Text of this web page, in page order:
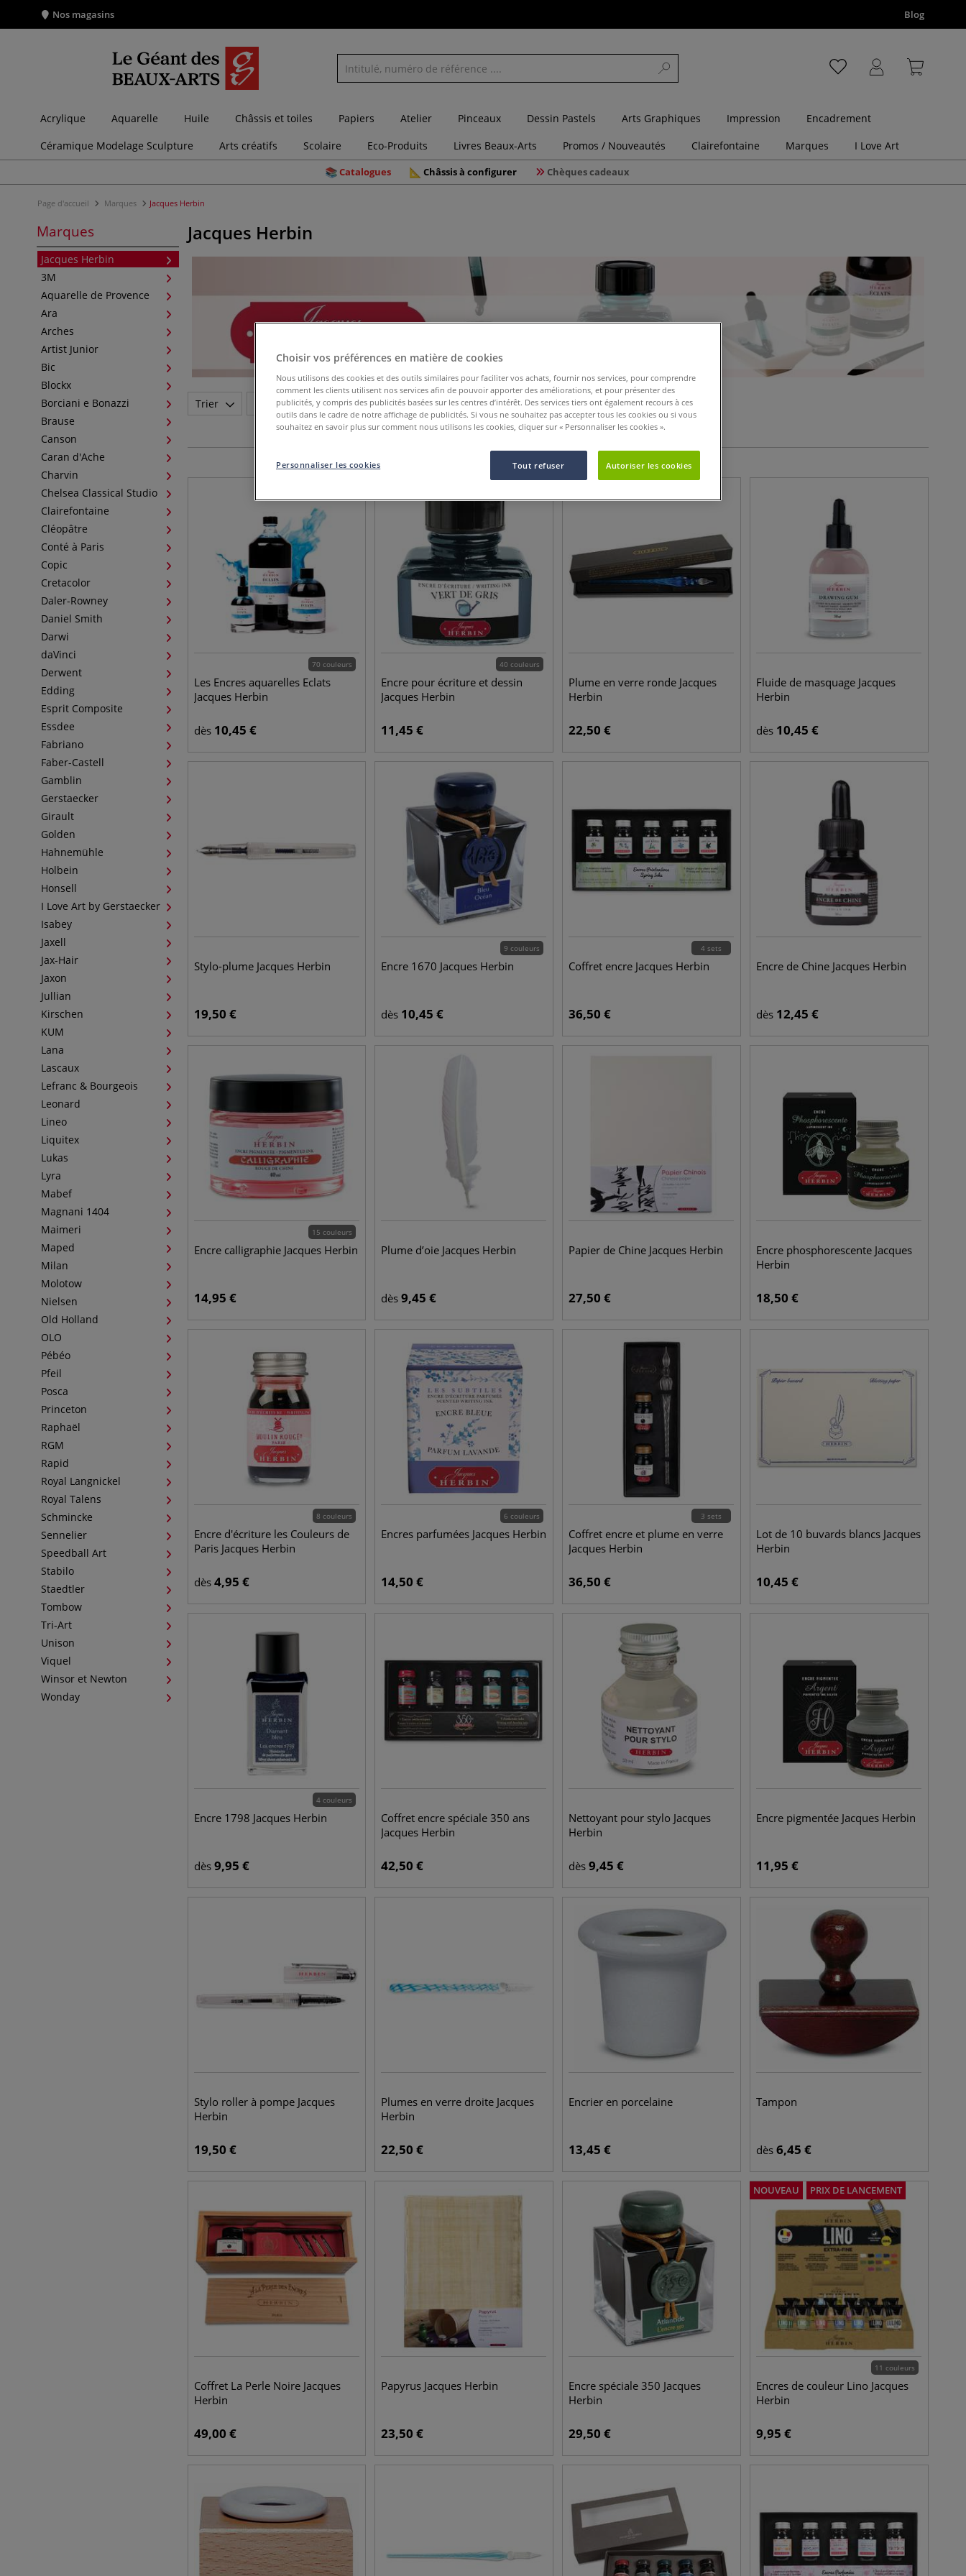
Nos magasins Blog
Acrylique Aquarelle Huile Châssis et toiles Papiers Atelier Pinceaux Dessin Pastels Arts Graphiques Impression
Encadrement
Céramique Modelage Sculpture
Arts créatifs Scolaire Eco-Produits Livres Beaux-Arts Promos / Nouveautés Clairefontaine Marques I Love Art
Catalogues Châssis à configurer Chèques cadeaux
Page d'accueil Marques Jacques Herbin
Marques
Jacques Herbin
3M
Aquarelle de Provence
Ara
Arches
Artist Junior
Bic
Blockx
Borciani e Bonazzi
Brause
Canson
Caran d'Ache
Charvin
Chelsea Classical Studio
Clairefontaine
Cléopâtre
Conté à Paris
Copic
Cretacolor
Daler-Rowney
Daniel Smith
Darwi
daVinci
Derwent
Edding
Esprit Composite
Essdee
Fabriano
Faber-Castell
Gamblin
Gerstaecker
Girault
Golden
Hahnemühle
Holbein
Honsell
I Love Art by Gerstaecker
Isabey
Jaxell
Jax-Hair
Jaxon
Jullian
Kirschen
KUM
Lana
Lascaux
Lefranc & Bourgeois
Leonard
Lineo
Liquitex
Lukas
Lyra
Mabef
Magnani 1404
Maimeri
Maped
Milan
Molotow
Nielsen
Old Holland
OLO
Pébéo
Pfeil
Posca
Princeton
Raphaël
RGM
Rapid
Royal Langnickel
Royal Talens
Schmincke
Sennelier
Speedball Art
Stabilo
Staedtler
Tombow
Tri-Art
Unison
Viquel
Winsor et Newton
Wonday
Jacques Herbin
Trier Marque Catégorie de produit Nouveauté Afficher plus de critères de filtres
45 Articles
70 couleurs
Les Encres aquarelles Eclats
Jacques Herbin
dès 10,45 €
40 couleurs
Encre pour écriture et dessin
Jacques Herbin
11,45 €
Plume en verre ronde Jacques
Herbin
22,50 €
Fluide de masquage Jacques
Herbin
dès 10,45 €
Stylo-plume Jacques Herbin
19,50 €
9 couleurs
Encre 1670 Jacques Herbin
dès 10,45 €
4 sets
Coffret encre Jacques Herbin
36,50 €
Encre de Chine Jacques Herbin
dès 12,45 €
15 couleurs
Encre calligraphie Jacques Herbin
14,95 €
Plume d’oie Jacques Herbin
dès 9,45 €
Papier de Chine Jacques Herbin
27,50 €
Encre phosphorescente Jacques
Herbin
18,50 €
8 couleurs
Encre d'écriture les Couleurs de
Paris Jacques Herbin
dès 4,95 €
6 couleurs
Encres parfumées Jacques Herbin
14,50 €
3 sets
Coffret encre et plume en verre
Jacques Herbin
36,50 €
Lot de 10 buvards blancs Jacques
Herbin
10,45 €
4 couleurs
Encre 1798 Jacques Herbin
dès 9,95 €
Coffret encre spéciale 350 ans
Jacques Herbin
42,50 €
Nettoyant pour stylo Jacques
Herbin
dès 9,45 €
Encre pigmentée Jacques Herbin
11,95 €
Stylo roller à pompe Jacques
Herbin
19,50 €
Plumes en verre droite Jacques
Herbin
22,50 €
Encrier en porcelaine
13,45 €
Tampon
dès 6,45 €
Coffret La Perle Noire Jacques
Herbin
49,00 €
Papyrus Jacques Herbin
23,50 €
Encre spéciale 350 Jacques
Herbin
29,50 €
NOUVEAU PRIX DE LANCEMENT
11 couleurs
Encres de couleur Lino Jacques
Herbin
9,95 €
Choisir vos préférences en matière de cookies
Nous utilisons des cookies et des outils similaires pour faciliter vos achats, fournir nos services, pour comprendre
comment les clients utilisent nos services afin de pouvoir apporter des améliorations, et pour présenter des
publicités, y compris des publicités basées sur les centres d’intérêt. Des services tiers ont également recours à ces
outils dans le cadre de notre affichage de publicités. Si vous ne souhaitez pas accepter tous les cookies ou si vous
souhaitez en savoir plus sur comment nous utilisons les cookies, cliquer sur « Personnaliser les cookies ».
Tout refuser Autoriser les cookies
Personnaliser les cookies